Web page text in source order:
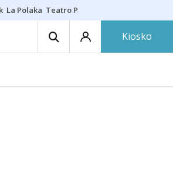
La Polaka Teatro Principal
Kiosko